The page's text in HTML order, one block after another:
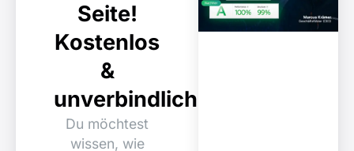
Seite!
Kostenlos
&
unverbindlich
Du möchtest
wissen, wie